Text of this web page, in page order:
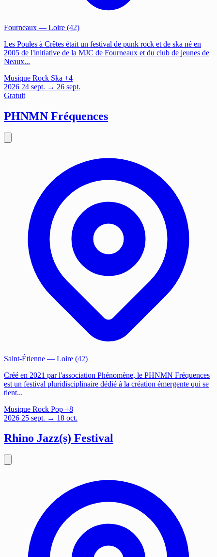
Fourneaux — Loire (42)
Les Poules à Crêtes était un festival de punk rock et de ska né en
2005 de l'initiative de la MJC de Fourneaux et du club de jeunes de
Neaux...
Musique Rock Ska +4
2026 24 sept. → 26 sept.
Gratuit
PHNMN Fréquences
Saint-Étienne — Loire (42)
Créé en 2021 par l'association Phénomène, le PHNMN Fréquences
est un festival pluridisciplinaire dédié à la création émergente qui se
tient...
Musique Rock Pop +8
2026 25 sept. → 18 oct.
Rhino Jazz(s) Festival